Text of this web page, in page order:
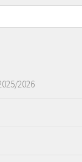
2026